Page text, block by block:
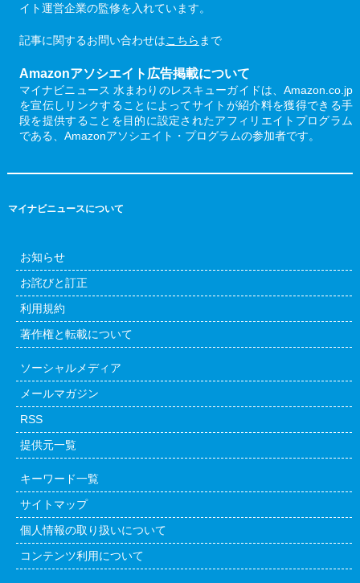
イト運営企業の監修を入れています。
記事に関するお問い合わせはこちら まで
Amazonアソシエイト広告掲載について
マイナビニュース 水まわりのレスキューガイドは、Amazon.co.jp
を宣伝しリンクすることによってサイトが紹介料を獲得できる手
段を提供することを目的に設定されたアフィリエイトプログラム
である、Amazonアソシエイト・プログラムの参加者です。
マイナビニュースについて
お知らせ
お詫びと訂正
利用規約
著作権と転載について
ソーシャルメディア
メールマガジン
RSS
提供元一覧
キーワード一覧
サイトマップ
個人情報の取り扱いについて
コンテンツ利用について